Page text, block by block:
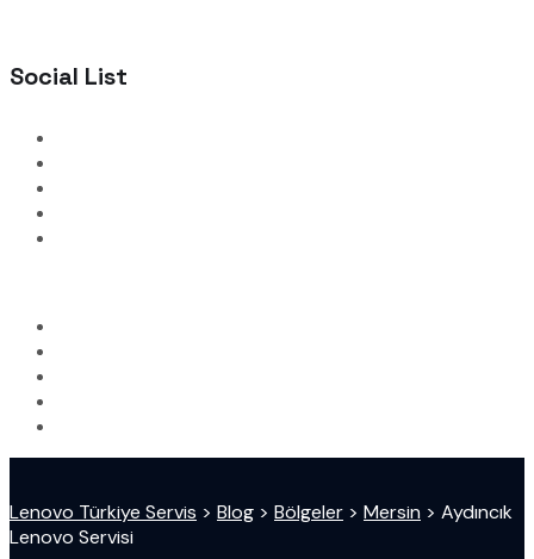
Social List
Lenovo Türkiye Servis > Blog > Bölgeler > Mersin > Aydıncık
Lenovo Servisi